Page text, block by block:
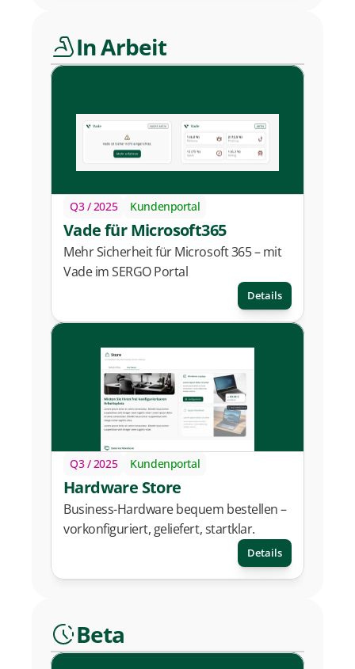
In Arbeit
Q3 / 2025 Kundenportal
Vade für Microsoft365
Mehr Sicherheit für Microsoft 365 – mit
Vade im SERGO Portal
Details
Q3 / 2025 Kundenportal
Hardware Store
Business-Hardware bequem bestellen –
vorkonfiguriert, geliefert, startklar.
Details
Beta